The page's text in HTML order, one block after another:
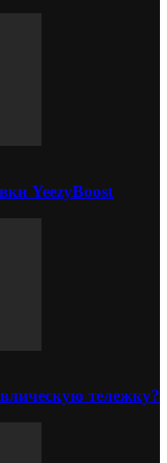
YeezyBoost
тележку?